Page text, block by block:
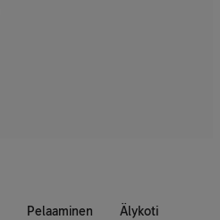
Pelaaminen Älykoti